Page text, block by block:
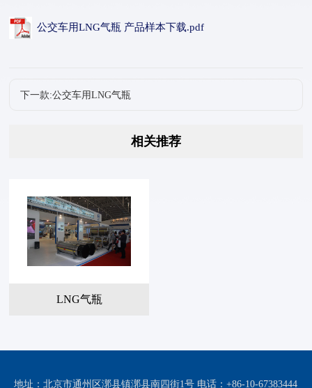
公交车用LNG气瓶 产品样本下载.pdf
下一款:公交车用LNG气瓶
相关推荐
LNG气瓶
地址：北京市通州区漷县镇漷县南四街1号 电话：+86-10-67383444